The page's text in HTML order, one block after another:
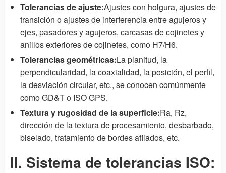
Tolerancias de ajuste:Ajustes con holgura, ajustes de
transición o ajustes de interferencia entre agujeros y
ejes, pasadores y agujeros, carcasas de cojinetes y
anillos exteriores de cojinetes, como H7/H6.
Tolerancias geométricas:La planitud, la
perpendicularidad, la coaxialidad, la posición, el perfil,
la desviación circular, etc., se conocen comúnmente
como GD&T o ISO GPS.
Textura y rugosidad de la superficie:Ra, Rz,
dirección de la textura de procesamiento, desbarbado,
biselado, tratamiento de bordes afilados, etc.
II. Sistema de tolerancias ISO: